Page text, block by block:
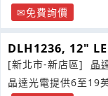
免費詢價
DLH1236, 12"
[新北市-新店區]
晶
晶達光電提供6至19